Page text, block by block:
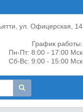
ул. Офицерская, 14
График работы:
Пн-Пт: 8:00 - 17:00 Мск
Сб-Вс: 9:00 - 15:00 Мск